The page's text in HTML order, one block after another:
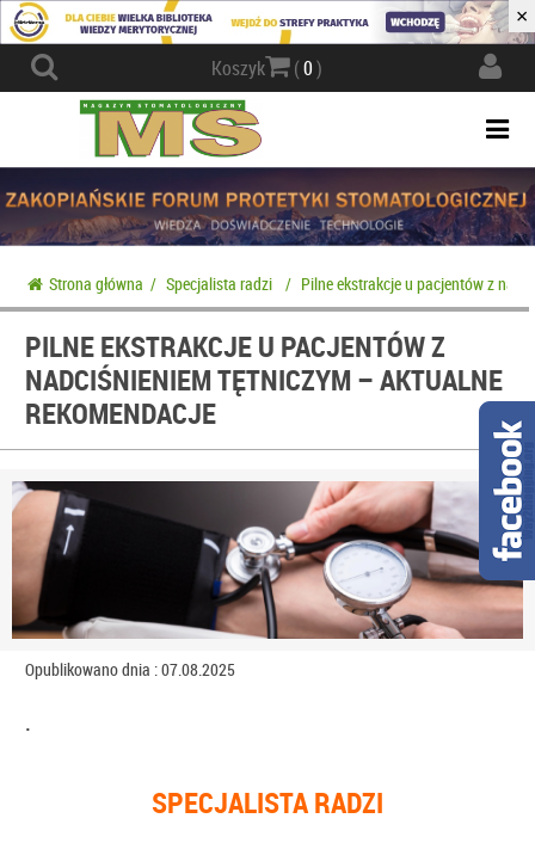
×
Koszyk (0)
Strona główna / Specjalista radzi / Pilne ekstrakcje u pacjentów z
PILNE EKSTRAKCJE U PACJENTÓW Z
NADCIŚNIENIEM TĘTNICZYM – AKTUALNE
REKOMENDACJE
Opublikowano dnia : 07.08.2025
.
SPECJALISTA RADZI